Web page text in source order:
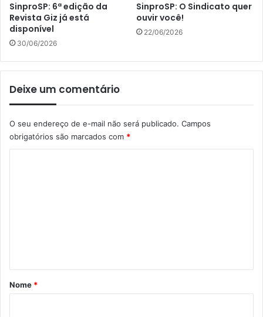
SinproSP: 6ª edição da
Revista Giz já está
disponível
30/06/2026
SinproSP: O Sindicato quer
ouvir você!
22/06/2026
Deixe um comentário
O seu endereço de e-mail não será publicado. Campos
obrigatórios são marcados com *
r
Nome *